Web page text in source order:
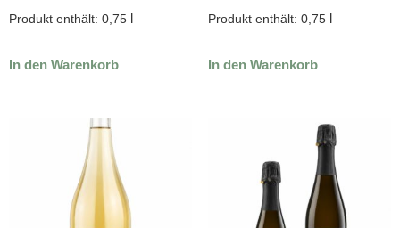
Produkt enthält: 0,75 l
In den Warenkorb
Produkt enthält: 0,75 l
In den Warenkorb